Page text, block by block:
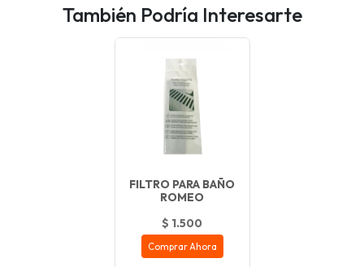
También Podría Interesarte
FILTRO PARA BAÑO
ROMEO
$ 1.500
Comprar Ahora